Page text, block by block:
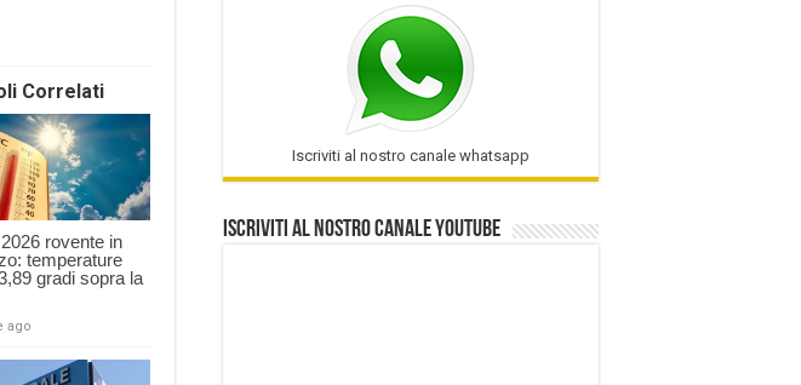
Correlati
rovente in
temperature
gradi sopra la
ago
Iscriviti al nostro canale whatsapp
Iscriviti al nostro Canale Youtube